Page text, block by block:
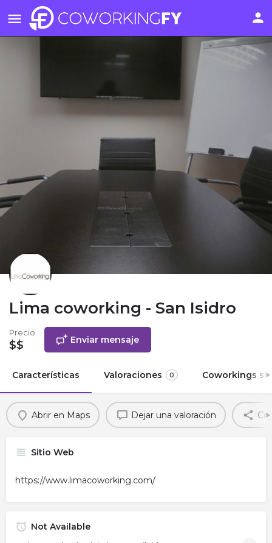
Lima coworking - San Isidro
Precio
$$ Enviar mensaje
Características Valoraciones 0 Coworkings
Abrir en Maps Dejar una valoración
Sitio Web
https://www.limacoworking.com/
Not Available